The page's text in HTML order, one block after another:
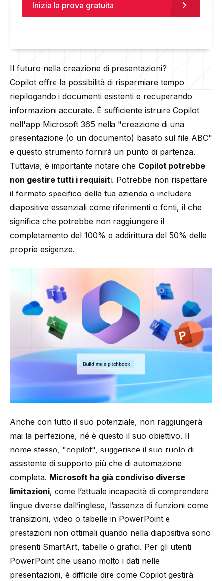
Inizia la prova gratuita
Il futuro nella creazione di presentazioni?
Copilot offre la possibilità di risparmiare tempo
riepilogando i documenti esistenti e recuperando
informazioni accurate. È sufficiente istruire Copilot
nell'app Microsoft 365 nella "creazione di una
presentazione (o un documento) basato sul file ABC"
e questo strumento fornirà un punto di partenza.
Tuttavia, è importante notare che Copilot potrebbe
non gestire tutti i requisiti. Potrebbe non rispettare
il formato specifico della tua azienda o includere
diapositive essenziali come riferimenti o fonti, il che
significa che potrebbe non raggiungere il
completamento del 100% o addirittura del 50% delle
proprie esigenze.
Anche con tutto il suo potenziale, non raggiungerà
mai la perfezione, né è questo il suo obiettivo. Il
nome stesso, "copilot", suggerisce il suo ruolo di
assistente di supporto più che di automazione
completa. Microsoft ha già condiviso diverse
limitazioni, come l’attuale incapacità di comprendere
lingue diverse dall’inglese, l’assenza di funzioni come
transizioni, video o tabelle in PowerPoint e
prestazioni non ottimali quando nella diapositiva sono
presenti SmartArt, tabelle o grafici. Per gli utenti
PowerPoint che usano molto i dati nelle
presentazioni, è difficile dire come Copilot gestirà